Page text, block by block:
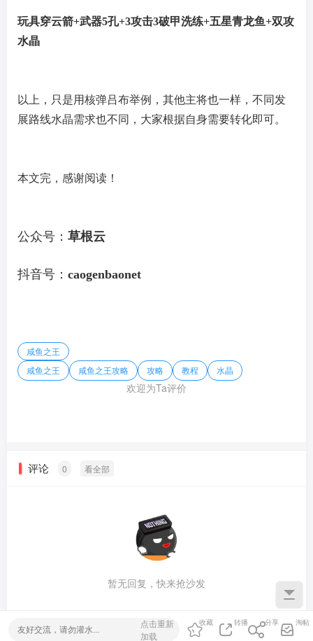
玩具穿云箭+武器5孔+3攻击3破甲洗练+五星青龙鱼+双攻
水晶
以上，只是用核弹吕布举例，其他主将也一样，不同发
展路线水晶需求也不同，大家根据自身需要转化即可。
本文完，感谢阅读！
公众号： 草根云
抖音号： caogenbaonet
咸鱼之王
咸鱼之王
咸鱼之王攻略 攻略 教程 水晶
欢迎为Ta评价
评论 0 看全部
暂无回复，快来抢沙发
点击重新
加载
收藏 转播 分享 淘帖